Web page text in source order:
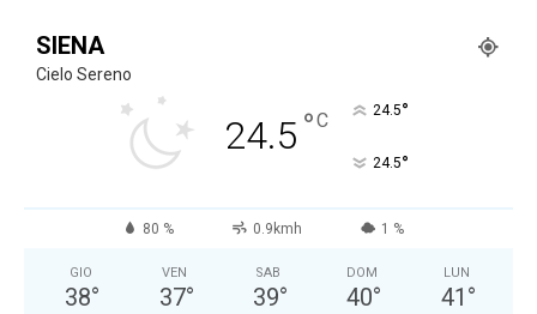
SIENA
Cielo Sereno
24.5 °C 24.5°
24.5°
80 % 0.9kmh 1 %
GIO
38°
VEN
37°
SAB
39°
DOM
40°
LUN
41 °